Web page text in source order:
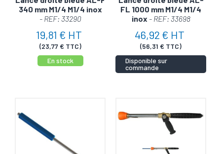
340 mm M1/4 M1/4 inox
- REF: 33290
19,81 € HT
(23,77 € TTC)
En stock
FL 1000 mm M1/4 M1/4
inox - REF: 33698
46,92 € HT
(56,31 € TTC)
Disponible sur
commande